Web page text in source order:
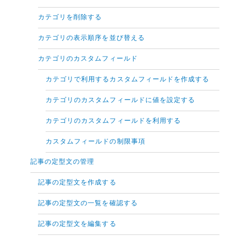
カテゴリを削除する
カテゴリの表示順序を並び替える
カテゴリのカスタムフィールド
カテゴリで利用するカスタムフィールドを作成する
カテゴリのカスタムフィールドに値を設定する
カテゴリのカスタムフィールドを利用する
カスタムフィールドの制限事項
記事の定型文の管理
記事の定型文を作成する
記事の定型文の一覧を確認する
記事の定型文を編集する